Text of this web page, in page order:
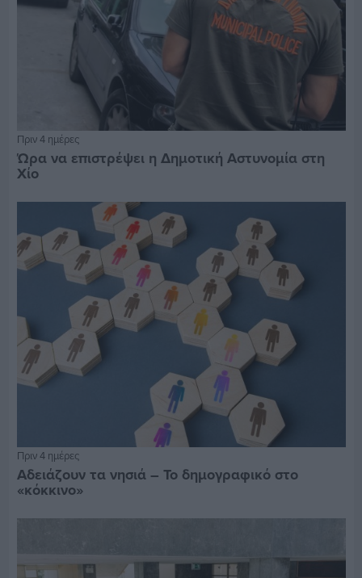
Πριν 4 ημέρες
Ώρα να επιστρέψει η Δημοτική Αστυνομία στη
Χίο
Πριν 4 ημέρες
Αδειάζουν τα νησιά – Το δημογραφικό στο
«κόκκινο»